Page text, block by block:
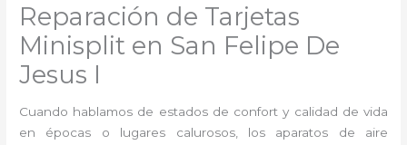
Reparación de Tarjetas
Minisplit en San Felipe De
Jesus I
Cuando hablamos de estados de confort y calidad de vida
en épocas o lugares calurosos, los aparatos de aire